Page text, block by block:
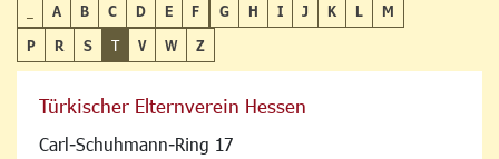
A B C D E F G H I J K L
M
P
R S T V W Z
Türkischer Elternverein Hessen
Carl-Schuhmann-Ring 17